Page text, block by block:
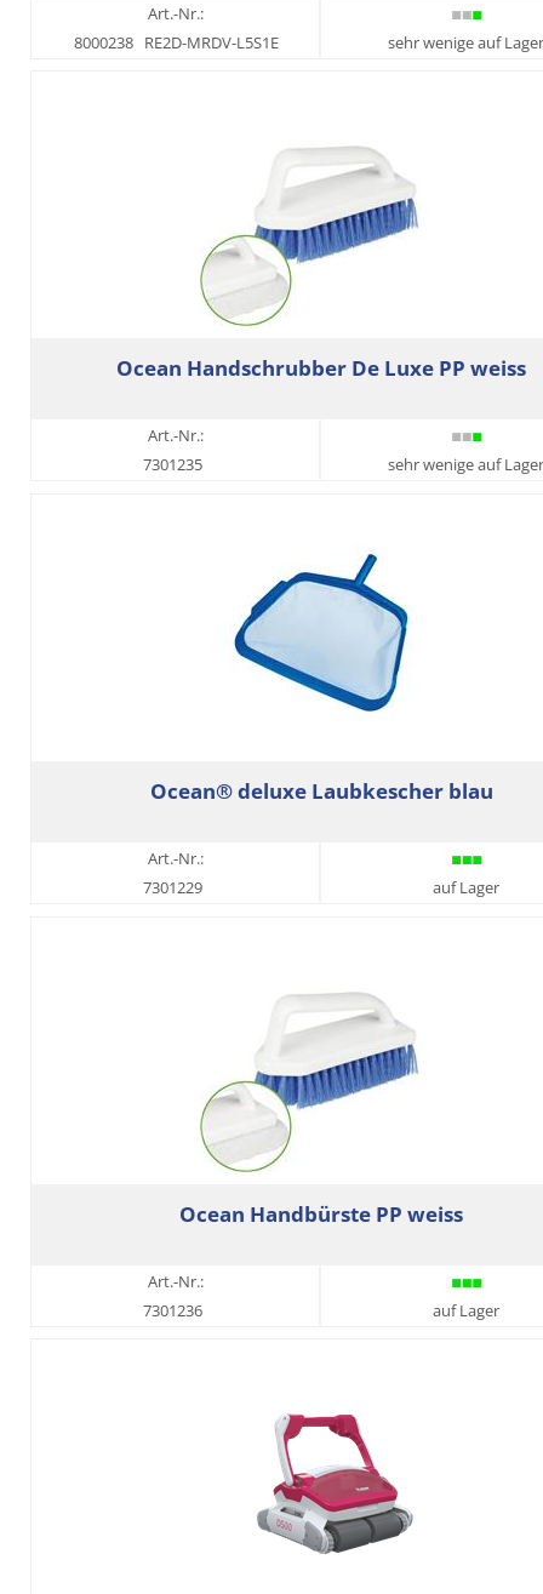
Art.-Nr.:
8000238 RE2D-MRDV-L5S1E sehr wenige auf Lager
Ocean Handschrubber De Luxe PP weiss
Art.-Nr.:
7301235
sehr wenige auf Lager
Ocean® deluxe Laubkescher blau
Art.-Nr.:
7301229
auf Lager
Ocean Handbürste PP weiss
Art.-Nr.:
7301236
auf Lager